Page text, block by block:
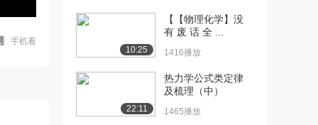
手机看
[8] 第三讲 基本概念及定律
主要内容：...
[9] 第一讲 热力学第二定律
及熵参数 ...
10:25
【【物理化学】没
有 废 话 全 ...
1416播放
22:11
热力学公式类定律
及梳理（中）
1465播放